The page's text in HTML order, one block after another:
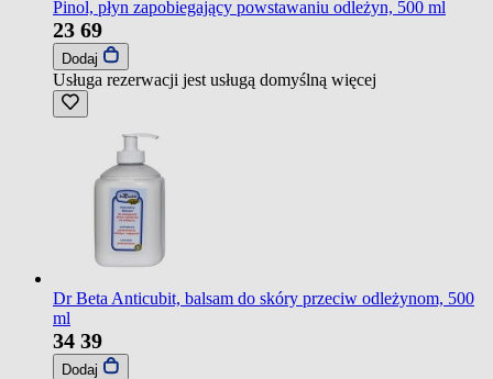
Pinol, płyn zapobiegający powstawaniu odleżyn, 500 ml
23 69
Dodaj
Usługa rezerwacji jest usługą domyślną więcej
Dr Beta Anticubit, balsam do skóry przeciw odleżynom, 500
ml
34 39
Dodaj